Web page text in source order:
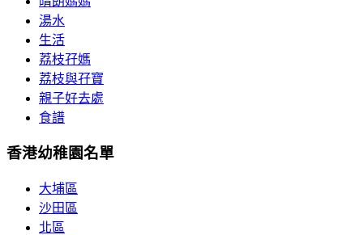
湯水
生活
荔枝孖媽
荔枝與孖寶
親子好去處
食譜
香港幼稚園名單
大埔區
沙田區
北區